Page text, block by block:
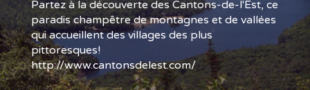
Partez à la découverte des Cantons-de-l'Est, ce
paradis champêtre de montagnes et de vallées
qui accueillent des villages des plus
pittoresques!
http://www.cantonsdelest.com/